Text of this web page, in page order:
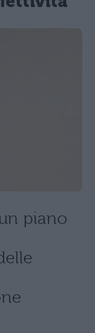
piano